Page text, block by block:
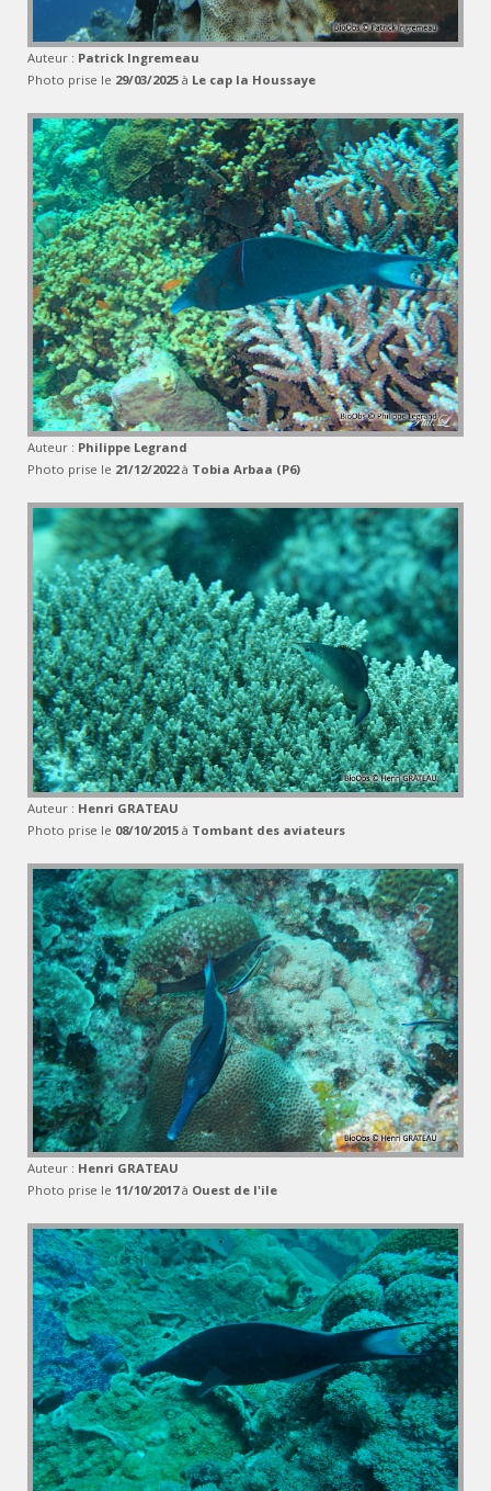
Auteur : Patrick Ingremeau
Photo prise le 29/03/2025 à Le cap la Houssaye
Auteur : Philippe Legrand
Photo prise le 21/12/2022à Tobia Arbaa (P6)
Auteur : Henri GRATEAU
Photo prise le 08/10/2015 à Tombant des aviateurs
Auteur : Henri GRATEAU
Photo prise le 11/10/2017à Ouest de l'ile